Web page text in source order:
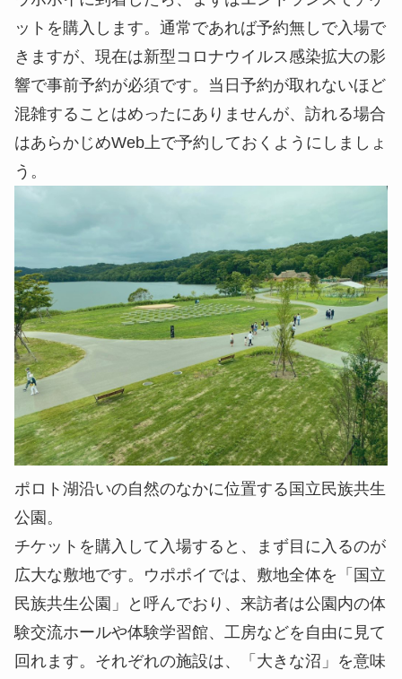
ットを購入します。通常であれば予約無しで入場で
きますが、現在は新型コロナウイルス感染拡大の影
響で事前予約が必須です。当日予約が取れないほど
混雑することはめったにありませんが、訪れる場合
はあらかじめWeb上で予約しておくようにしましょ
う。
ポロト湖沿いの自然のなかに位置する国立民族共生
公園。
チケットを購入して入場すると、まず目に入るのが
広大な敷地です。ウポポイでは、敷地全体を「国立
民族共生公園」と呼んでおり、来訪者は公園内の体
験交流ホールや体験学習館、工房などを自由に見て
回れます。それぞれの施設は、「大きな沼」を意味